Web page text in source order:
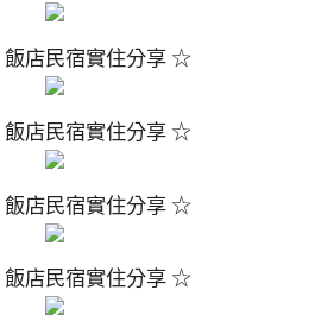
店民宿實住分享 ☆
店民宿實住分享 ☆
店民宿實住分享 ☆
店民宿實住分享 ☆